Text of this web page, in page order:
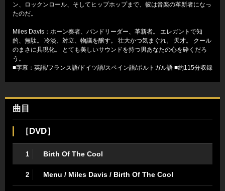
ン、ロックンロール、そしてヒップホップまで、彼は音楽の革新者になっ
たのだ。
Miles Davis：ホーン奏者、バンドリーダー、革新者。 エレガントで知
的、無駄。 冷淡、対立、物議を醸す。 壮大かつ気まぐれ。 天才。 クール
のまさに具現化。 とても美しいサウンドを持つ男あなたの心を砕くだろ
う。
■字幕：英語/フランス語/ドイツ語/スペイン語/ポルトガル語 ■約115分収録
曲目
［DVD］
1 Birth Of The Cool
2 Menu / Miles Davis / Birth Of The Cool